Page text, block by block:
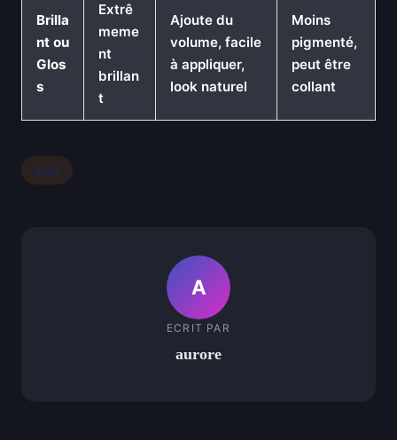
Brilla
nt ou
Glos
s
Extrê
meme
nt
brillan
t
Ajoute du
volume, facile
à appliquer,
look naturel
Moins
pigmenté,
peut être
collant
Actu
A
ECRIT PAR
aurore